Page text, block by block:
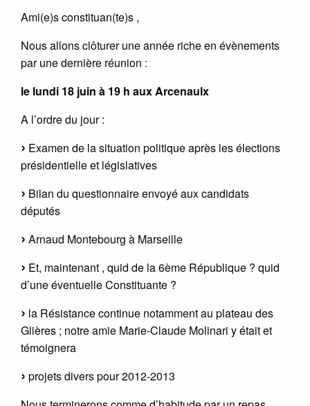
Ami(e)s constituan(te)s ,
Nous allons clôturer une année riche en évènements
par une dernière réunion :
le lundi 18 juin à 19 h aux Arcenaulx
A l’ordre du jour :
Examen de la situation politique après les élections
présidentielle et législatives
Bilan du questionnaire envoyé aux candidats
députés
Arnaud Montebourg à Marseille
Et, maintenant , quid de la 6ème République ? quid
d’une éventuelle Constituante ?
la Résistance continue notamment au plateau des
Glières ; notre amie Marie-Claude Molinari y était et
témoignera
projets divers pour 2012-2013